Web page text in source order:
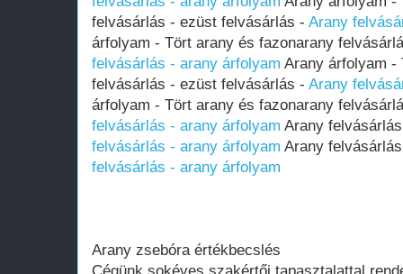
felvásárlás - ezüst felvásárlás - Arany
árfolyam - Tört arany és fazonarany
felvásárlás - arany árfolyam Arany árfolyam -
felvásárlás - ezüst felvásárlás - Arany
árfolyam - Tört arany és fazonarany
felvásárlás - arany árfolyam Arany
felvásárlás - arany árfolyam Arany
felvásárlás - arany árfolyam
Arany zsebóra értékbecslés